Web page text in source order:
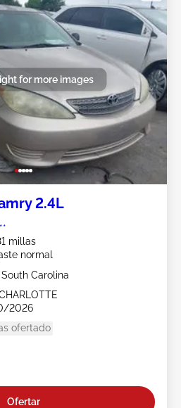
for more images
2.4L
millas
normal
Carolina
2026
ofertado
Ofertar